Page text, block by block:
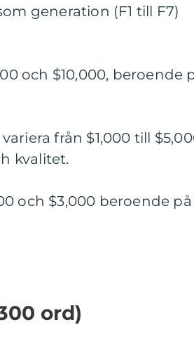
generation (F1 till F7)
och $10,000, beroende
från $1,000 till
kvalitet.
och $3,000 beroende på
ord)